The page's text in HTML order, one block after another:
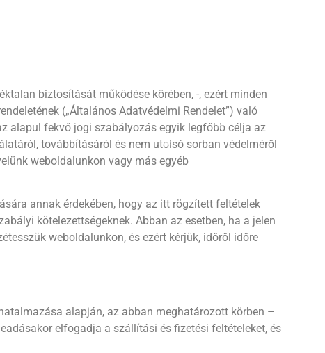
❆
❄
❄
❆
❆
biztosítását működése körében, -, ezért minden
(„Általános Adatvédelmi Rendelet”) való
alapul fekvő jogi szabályozás egyik legfőbb célja az
továbbításáról és nem utolsó sorban védelméről
weboldalunkon vagy más egyéb
annak érdekében, hogy az itt rögzített feltételek
kötelezettségeknek. Abban az esetben, ha a jelen
weboldalunkon, és ezért kérjük, időről időre
alapján, az abban meghatározott körben –
elfogadja a szállítási és fizetési feltételeket, és